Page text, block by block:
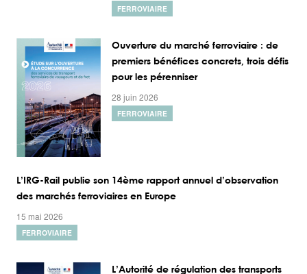
FERROVIAIRE
Ouverture du marché ferroviaire : de
premiers bénéfices concrets, trois défis
pour les pérenniser
28 juin 2026
FERROVIAIRE
L’IRG-Rail publie son 14ème rapport annuel d’observation
des marchés ferroviaires en Europe
15 mai 2026
FERROVIAIRE
L’Autorité de régulation des transports